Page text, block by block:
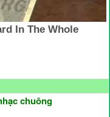
chuông